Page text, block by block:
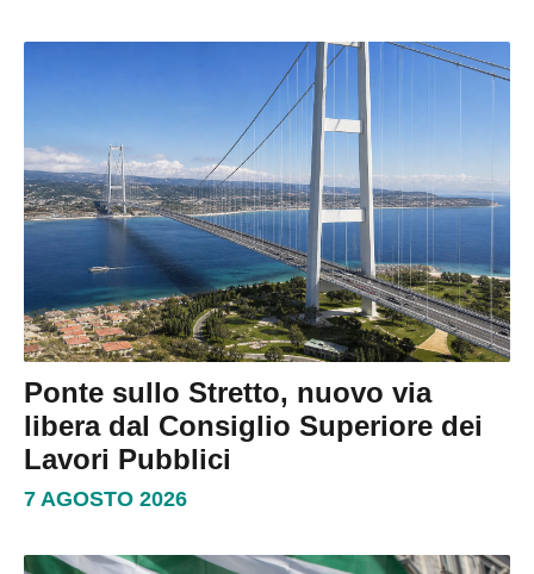
Ponte sullo Stretto, nuovo via
libera dal Consiglio Superiore dei
Lavori Pubblici
7 AGOSTO 2026